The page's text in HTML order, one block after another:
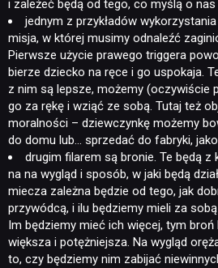
i zależeć będą od tego, co myślą o
jednym z przykładów
misja, w której musimy odnaleźć
Pierwsze użycie prawego triggera
bierze dziecko na ręce i go uspokaja.
z nim są lepsze, możemy (oczywiście
go za rękę i wziąć ze sobą. Tutaj też
moralności – dziewczynkę możemy
do domu lub… sprzedać do fabryki,
drugim filarem są bronie. Te będą z
na na wygląd i sposób, w jaki będą
miecza zależna będzie od tego, jak
przywódcą, i ilu będziemy mieli za
Im będziemy mieć ich więcej, tym broń
większa i potężniejsza. Na wygląd
to, czy będziemy nim zabijać